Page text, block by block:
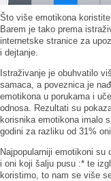
Što više emotikona
Barem je tako prema
internetske stranice za
i dejtanje.
Istraživanje je obuhvatilo
samaca, a poveznica je
emotikona u porukama i
odnosa. Rezultati su
korisnika emotikona imalo
godini za razliku od 31%
Najpopularniji emotikoni su
i oni koji šalju pusu :* te
koristimo, to nam se više